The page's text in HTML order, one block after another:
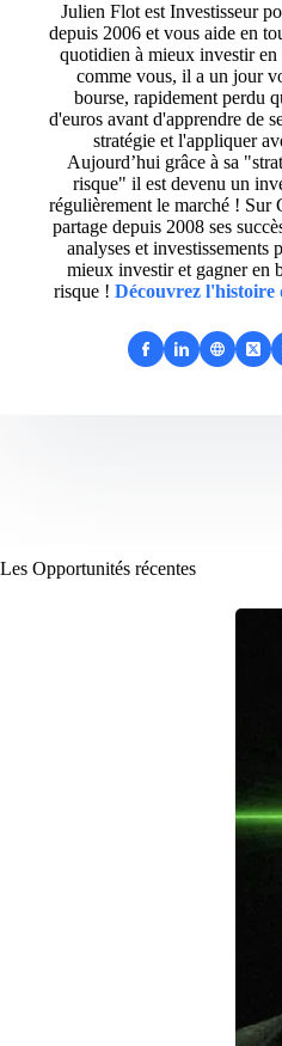
Julien Flot est Investisseur
depuis 2006 et vous aide en
quotidien à mieux investir en
comme vous, il a un jour
bourse, rapidement perdu
d'euros avant d'apprendre de
stratégie et l'appliquer
Aujourd’hui grâce à sa
risque" il est devenu un
régulièrement le marché ! Sur
partage depuis 2008 ses
analyses et investissements
mieux investir et gagner en
risque ! Découvrez l'histoire
Les Opportunités récentes